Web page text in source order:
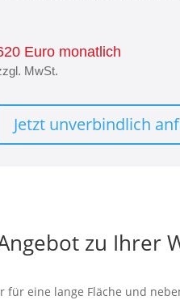
Euro monatlich
MwSt.
Jetzt unverbindlich
zu Ihrer
eine lange Fläche und